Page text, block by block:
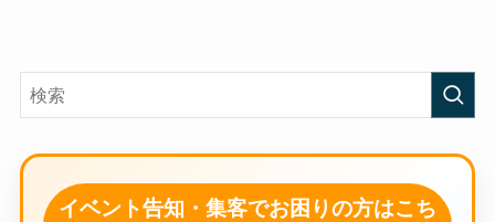
イベント告知・集客でお困りの方はこち